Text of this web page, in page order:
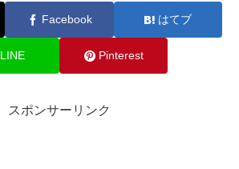
Facebook はてブ
LINE Pinterest
スポンサーリンク